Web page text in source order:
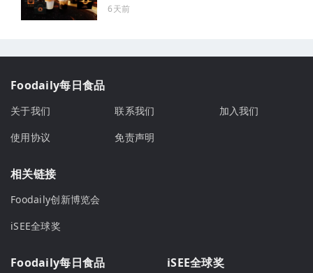
6天前
Foodaily每日食品
关于我们 联系我们
加入我们
使用协议
免责声明
相关链接
Foodaily创新博览会
iSEE全球奖
Foodaily每日食品 iSEE全球奖